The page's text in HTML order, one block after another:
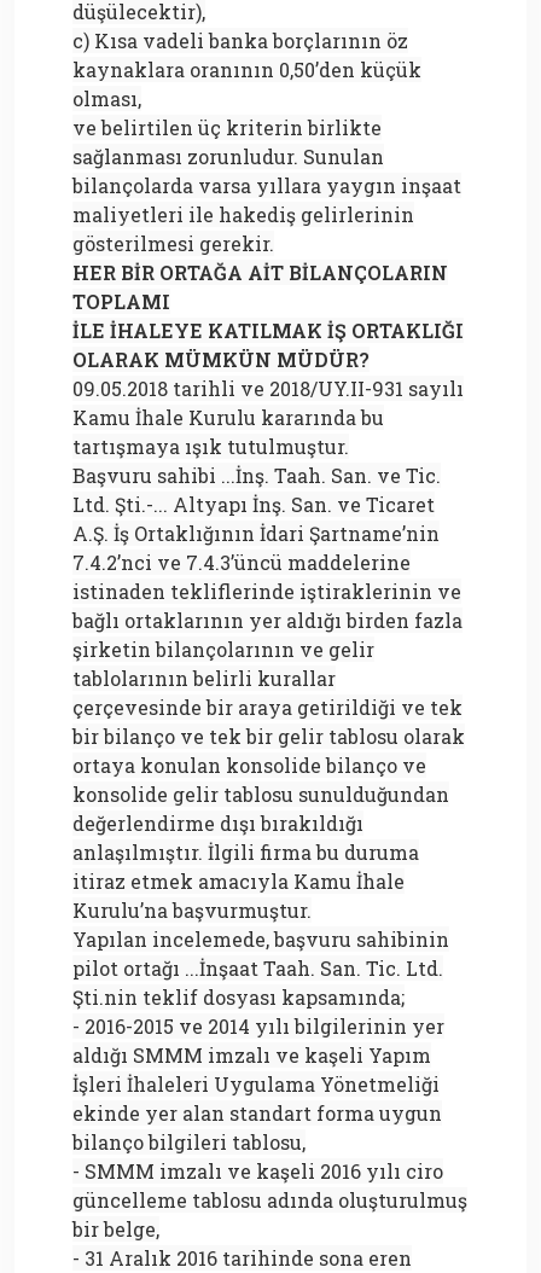
düşülecektir),
c) Kısa vadeli banka borçlarının öz
kaynaklara oranının 0,50’den küçük
olması,
ve belirtilen üç kriterin birlikte
sağlanması zorunludur. Sunulan
bilançolarda varsa yıllara yaygın inşaat
maliyetleri ile hakediş gelirlerinin
gösterilmesi gerekir.
HER BİR ORTAĞA AİT BİLANÇOLARIN
TOPLAMI
İLE İHALEYE KATILMAK İŞ ORTAKLIĞI
OLARAK MÜMKÜN MÜDÜR?
09.05.2018 tarihli ve 2018/UY.II-931 sayılı
Kamu İhale Kurulu kararında bu
tartışmaya ışık tutulmuştur.
Başvuru sahibi ...İnş. Taah. San. ve Tic.
Ltd. Şti.-... Altyapı İnş. San. ve Ticaret
A.Ş. İş Ortaklığının İdari Şartname’nin
7.4.2’nci ve 7.4.3’üncü maddelerine
istinaden tekliflerinde iştiraklerinin ve
bağlı ortaklarının yer aldığı birden fazla
şirketin bilançolarının ve gelir
tablolarının belirli kurallar
çerçevesinde bir araya getirildiği ve tek
bir bilanço ve tek bir gelir tablosu olarak
ortaya konulan konsolide bilanço ve
konsolide gelir tablosu sunulduğundan
değerlendirme dışı bırakıldığı
anlaşılmıştır. İlgili firma bu duruma
itiraz etmek amacıyla Kamu İhale
Kurulu’na başvurmuştur.
Yapılan incelemede, başvuru sahibinin
pilot ortağı ...İnşaat Taah. San. Tic. Ltd.
Şti.nin teklif dosyası kapsamında;
- 2016-2015 ve 2014 yılı bilgilerinin yer
aldığı SMMM imzalı ve kaşeli Yapım
İşleri İhaleleri Uygulama Yönetmeliği
ekinde yer alan standart forma uygun
bilanço bilgileri tablosu,
- SMMM imzalı ve kaşeli 2016 yılı ciro
güncelleme tablosu adında oluşturulmuş
bir belge,
- 31 Aralık 2016 tarihinde sona eren